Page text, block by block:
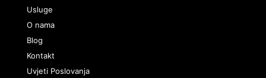
Usluge
O nama
Blog
Kontakt
Uvjeti Poslovanja